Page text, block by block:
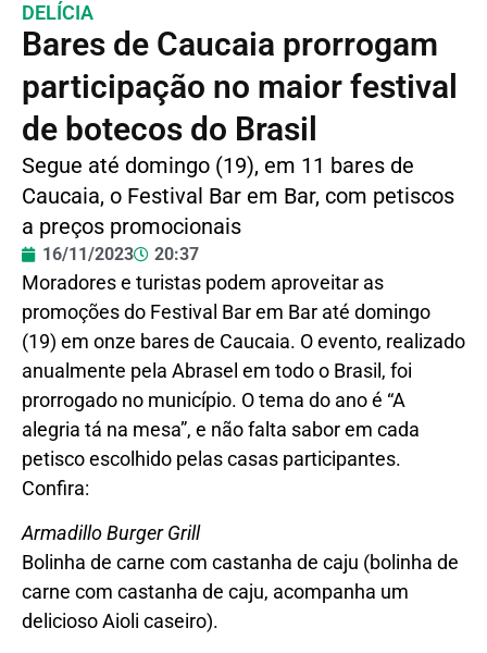
DELÍCIA
Bares de Caucaia prorrogam
participação no maior festival
de botecos do Brasil
Segue até domingo (19), em 11 bares de
Caucaia, o Festival Bar em Bar, com petiscos
a preços promocionais
16/11/2023 20:37
Moradores e turistas podem aproveitar as
promoções do Festival Bar em Bar até domingo
(19) em onze bares de Caucaia. O evento, realizado
anualmente pela Abrasel em todo o Brasil, foi
prorrogado no município. O tema do ano é “A
alegria tá na mesa”, e não falta sabor em cada
petisco escolhido pelas casas participantes.
Confira:
Armadillo Burger Grill
Bolinha de carne com castanha de caju (bolinha de
carne com castanha de caju, acompanha um
delicioso Aioli caseiro).